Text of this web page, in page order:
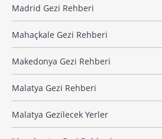
Madrid Gezi Rehberi
Mahaçkale Gezi Rehberi
Makedonya Gezi Rehberi
Malatya Gezi Rehberi
Malatya Gezilecek Yerler